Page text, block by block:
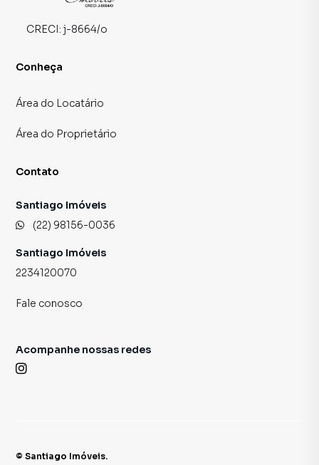
CRECI: j-8664/o
Conheça
Área do Locatário
Área do Proprietário
Contato
Santiago Imóveis
(22) 98156-0036
Santiago Imóveis
2234120070
Fale conosco
Acompanhe nossas redes
© Santiago Imóveis.